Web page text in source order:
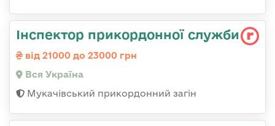
Інспектор прикордонної служби
від 21000 до 23000 грн
Вся Україна
Мукачівський прикордонний загін